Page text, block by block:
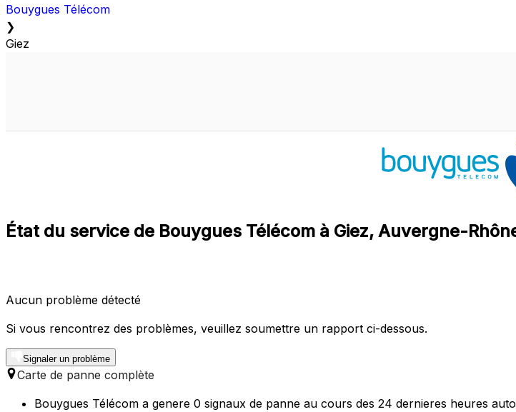
Bouygues Télécom
❯
Giez
État du service de Bouygues Télécom à Giez, Auvergne-
Aucun problème détecté
Si vous rencontrez des problèmes, veuillez soumettre un rapport ci-dessous.
Signaler un problème
Carte de panne complète
Bouygues Télécom a genere 0 signaux de panne au cours des 24 dernieres heures